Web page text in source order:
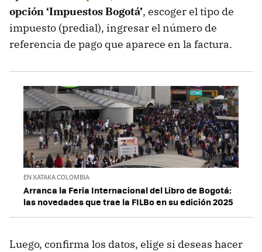
opción ‘Impuestos Bogotá’, escoger el tipo de
impuesto (predial), ingresar el número de
referencia de pago que aparece en la factura.
EN XATAKA COLOMBIA
Arranca la Feria Internacional del Libro de Bogotá:
las novedades que trae la FILBo en su edición 2025
Luego, confirma los datos, elige si deseas hacer